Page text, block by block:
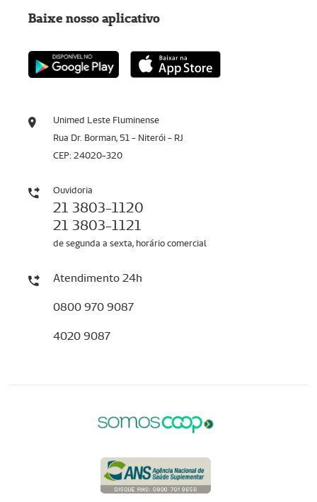
Unimed Leste Fluminense
Rua Dr. Borman, 51 - Niterói - RJ
CEP: 24020-320
Ouvidoria
21 3803-1120
21 3803-1121
de segunda a sexta, horário comercial
Atendimento 24h
0800 970 9087
4020 9087
Baixe nosso aplicativo